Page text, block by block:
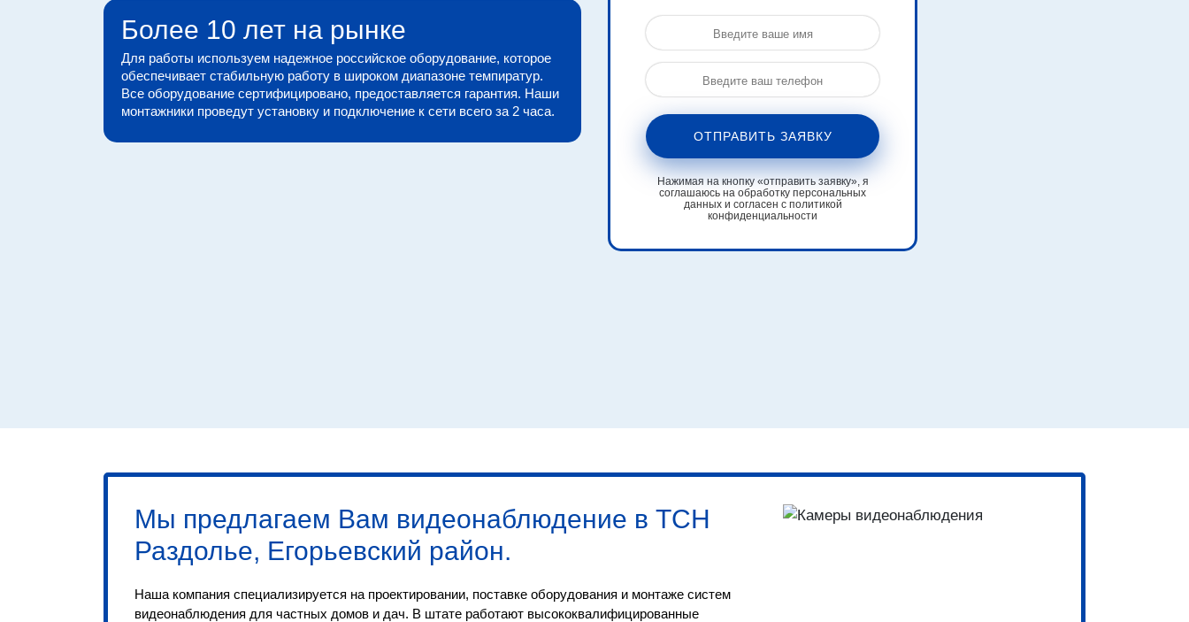
Более 10 лет на рынке
Для работы используем надежное российское оборудование, которое
обеспечивает стабильную работу в широком диапазоне темпиратур.
Все оборудование сертифицировано, предоставляется гарантия. Наши
монтажники проведут установку и подключение к сети всего за 2 часа.
ОТПРАВИТЬ ЗАЯВКУ
Нажимая на кнопку «отправить заявку», я
соглашаюсь на обработку персональных
данных и согласен с политикой
конфиденциальности
Мы предлагаем Вам видеонаблюдение в ТСН
Раздолье, Егорьевский район.
Наша компания специализируется на проектировании, поставке оборудования и монтаже систем
видеонаблюдения для частных домов и дач. В штате работают высококвалифицированные